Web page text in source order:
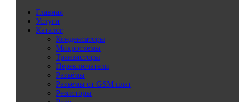
Главная
Услуги
Каталог
Конденсаторы
Микросхемы
Транзисторы
Переключатели
Разъёмы
Разъемы от GSM плат
Резисторы